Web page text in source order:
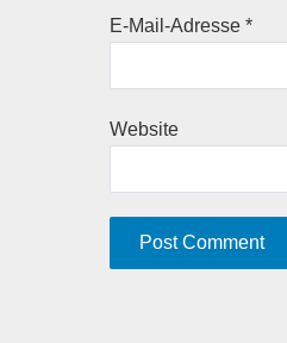
E-Mail-Adresse *
Website